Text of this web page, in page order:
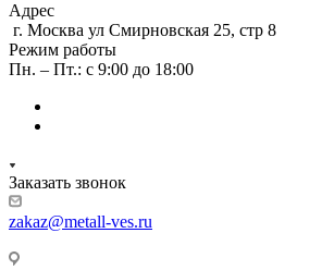
Адрес
г. Москва ул Смирновская 25, стр 8
Режим работы
Пн. – Пт.: с 9:00 до 18:00
Заказать звонок
zakaz@metall-ves.ru